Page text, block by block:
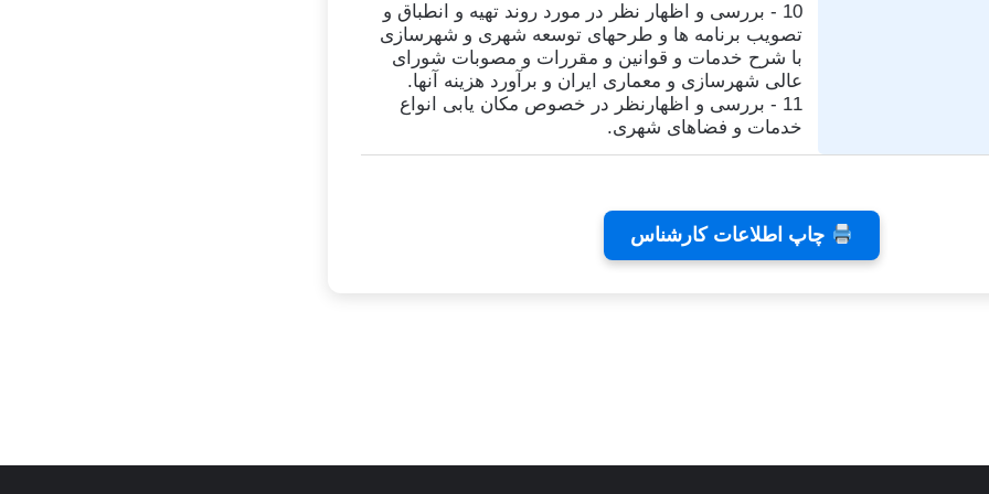
10 - بررسی و اظهار نظر در مورد روند تهیه و انطباق و
تصویب برنامه ها و طرحهای توسعه شهری و شهرسازی
با شرح خدمات و قوانین و مقررات و مصوبات شورای
عالی شهرسازی و معماری ایران و برآورد هزینه آنها.
11 - بررسی و اظهارنظر در خصوص مکان یابی انواع
خدمات و فضاهای شهری.
چاپ اطلاعات کارشناس